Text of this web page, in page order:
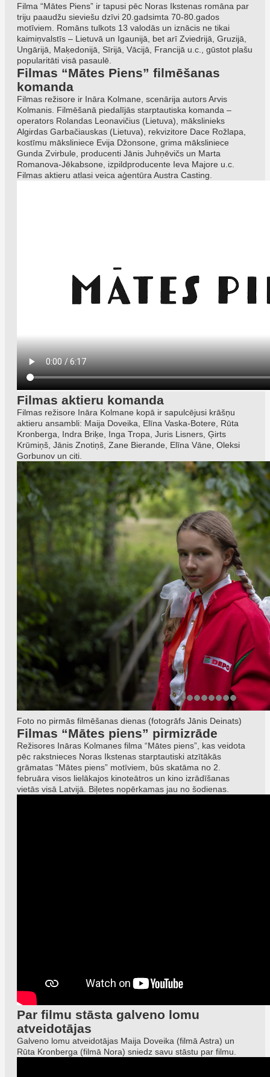
Filma “Mātes Piens” ir tapusi pēc Noras Ikstenas romāna par
triju paaudžu sieviešu dzīvi 20.gadsimta 70-80.gados
motīviem. Romāns tulkots 13 valodās un iznācis ne tikai
kaimiņvalstīs – Lietuvā un Igaunijā, bet arī Zviedrijā, Gruzijā,
Ungārijā, Maķedonijā, Sīrijā, Vācijā, Francijā u.c., gūstot plašu
popularitāti visā pasaulē.
Filmas “Mātes Piens” filmēšanas
komanda
Filmas režisore ir Ināra Kolmane, scenārija autors Arvis
Kolmanis. Filmēšanā piedalījās starptautiska komanda –
operators Rolandas Leonavičius (Lietuva), mākslinieks
Algirdas Garbačiauskas (Lietuva), rekvizitore Dace Rožlapa,
kostīmu māksliniece Evija Džonsone, grima māksliniece
Gunda Zvirbule, producenti Jānis Juhņēvičs un Marta
Romanova-Jēkabsone, izpildproducente Ieva Majore u.c.
Filmas aktieru atlasi veica aģentūra Austra Casting.
Filmas aktieru komanda
Filmas režisore Ināra Kolmane kopā ir sapulcējusi krāšņu
aktieru ansambli: Maija Doveika, Elīna Vaska-Botere, Rūta
Kronberga, Indra Briķe, Inga Tropa, Juris Lisners, Ģirts
Krūmiņš, Jānis Znotiņš, Zane Bierande, Elīna Vāne, Oleksi
Gorbunov un citi.
Foto no pirmās filmēšanas dienas (fotogrāfs Jānis Deinats)
Filmas “Mātes piens” pirmizrāde
Režisores Ināras Kolmanes filma “Mātes piens”, kas veidota
pēc rakstnieces Noras Ikstenas starptautiski atzītākās
grāmatas “Mātes piens” motīviem, būs skatāma no 2.
februāra visos lielākajos kinoteātros un kino izrādīšanas
vietās visā Latvijā. Biļetes nopērkamas jau no šodienas.
Par filmu stāsta galveno lomu
atveidotājas
Galveno lomu atveidotājas Maija Doveika (filmā Astra) un
Rūta Kronberga (filmā Nora) sniedz savu stāstu par filmu.